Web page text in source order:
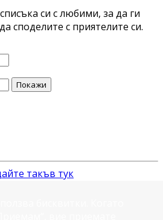
си с любими, за да ги
споделите с приятелите си.
Покажи
такъв тук